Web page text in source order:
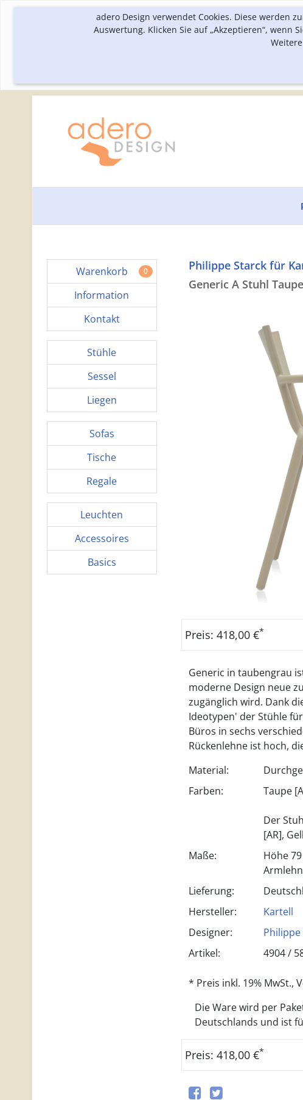
adero Design verwendet Cookies. Diese werden
Auswertung. Klicken Sie auf „Akzeptieren“, wenn
Warenkorb 0
Information
Kontakt
Stühle
Sessel
Liegen
Sofas
Tische
Regale
Leuchten
Accessoires
Basics
Philippe Starck für
Generic A Stuhl
Preis: 418,00 €*
Generic in taubengrau
moderne Design neue
zugänglich wird. Dank
Ideotypen' der Stühle
Büros in sechs
Rückenlehne ist hoch,
Material:
Farben:
Taupe
Der
[AR],
Maße:
Höhe
Lieferung:
Hersteller:
Kartell
Designer:
Philippe
Artikel:
4904 /
* Preis inkl. 19% MwSt.,
Die Ware wird per
Deutschlands und ist
Preis: 418,00 €*